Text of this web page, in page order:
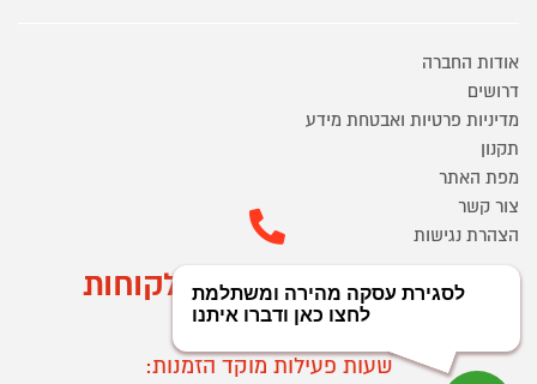
אודות החברה
דרושים
מדיניות פרטיות ואבטחת מידע
תקנון
מפת האתר
צור קשר
הצהרת נגישות
מוקד הזמנות ושירות לקוחות
03-9545370
שעות פעילות מוקד הזמנות: